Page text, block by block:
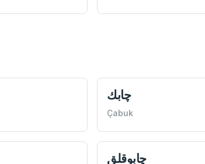
چابك
Çabuk
چابوقلق